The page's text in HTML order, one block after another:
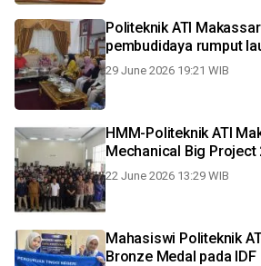
Politeknik ATI
pembudidaya rumput
29 June 2026 19:21 WIB
HMM-Politeknik ATI
Mechanical Big Project
22 June 2026 13:29 WIB
Mahasiswi Politeknik
Bronze Medal pada IDF